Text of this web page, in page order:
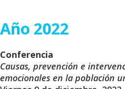
Año 2022
Conferencia
Causas, prevención e
emocionales en la población